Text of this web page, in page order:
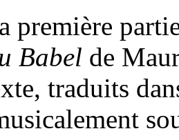
première
Babel de
traduits